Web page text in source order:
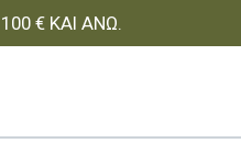
€ ΚΑΙ ΆΝΩ.